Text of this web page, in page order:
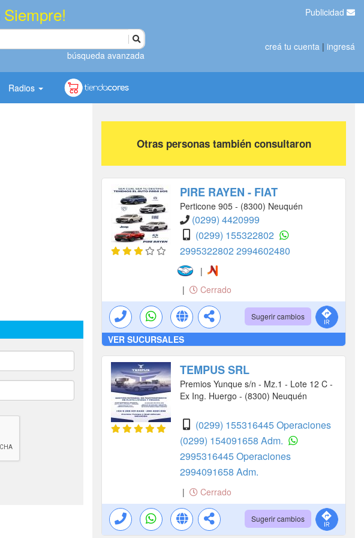
Siempre!
búsqueda avanzada
Publicidad
creá tu cuenta | ingresá
Radios
Otras personas también consultaron
PIRE RAYEN - FIAT
Perticone 905 - (8300) Neuquén
(0299) 4420999
(0299) 155322802
2995322802 2994602480
|
|
Cerrado
Sugerir cambios
VER SUCURSALES
TEMPUS SRL
Premios Yunque s/n - Mz.1 - Lote 12 C -
Ex Ing. Huergo - (8300) Neuquén
(0299) 155316445 Operaciones
(0299) 154091658 Adm.
2995316445 Operaciones
2994091658 Adm.
| Cerrado
Sugerir cambios